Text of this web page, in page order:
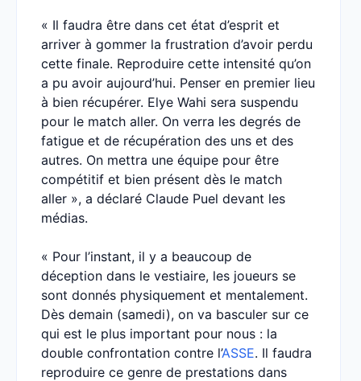
« Il faudra être dans cet état d’esprit et
arriver à gommer la frustration d’avoir perdu
cette finale. Reproduire cette intensité qu’on
a pu avoir aujourd’hui. Penser en premier lieu
à bien récupérer. Elye Wahi sera suspendu
pour le match aller. On verra les degrés de
fatigue et de récupération des uns et des
autres. On mettra une équipe pour être
compétitif et bien présent dès le match
aller », a déclaré Claude Puel devant les
médias.
« Pour l’instant, il y a beaucoup de
déception dans le vestiaire, les joueurs se
sont donnés physiquement et mentalement.
Dès demain (samedi), on va basculer sur ce
qui est le plus important pour nous : la
double confrontation contre l’ASSE. Il faudra
reproduire ce genre de prestations dans